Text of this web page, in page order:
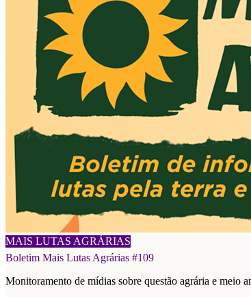
MAIS LUTAS AGRÁRIAS
08/08/2026
Boletim Mais Lutas Agrárias #109
Monitoramento de mídias sobre questão agrária e meio